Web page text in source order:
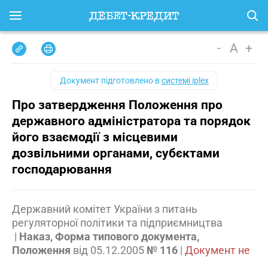
- A +
Документ підготовлено всистемі iplex
Про затвердження Положення про
державного адміністратора та порядок
його взаємодії з місцевими
дозвільними органами, субєктами
господарювання
Державний комітет України з питань
регуляторної політики та підприємництва
| Наказ, Форма типового документа,
Положення від 05.12.2005 № 116 | Документ не